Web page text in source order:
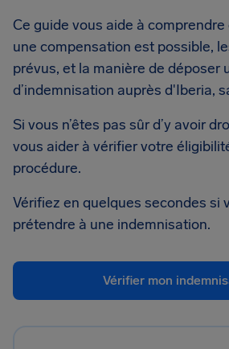
Ce guide vous aide à
une compensation est possible,
prévus, et la manière de déposer
d’indemnisation auprès d'Iberia,
Si vous n’êtes pas sûr d’y avoir
vous aider à vérifier votre
procédure.
Vérifiez en quelques secondes si
prétendre à une indemnisation.
Vérifier mon